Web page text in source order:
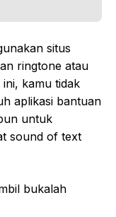
situs
ringtone atau
kamu tidak
aplikasi bantuan
untuk
sound of text
bukalah